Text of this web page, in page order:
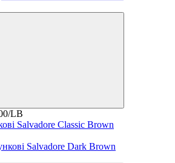
LB
Salvadore Classic Brown